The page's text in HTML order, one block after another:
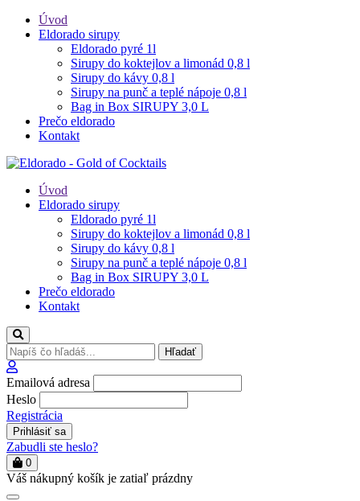
Úvod
Eldorado sirupy
Eldorado pyré 1l
Sirupy do koktejlov a limonád 0,8 l
Sirupy do kávy 0,8 l
Sirupy na punč a teplé nápoje 0,8 l
Bag in Box SIRUPY 3,0 L
Prečo eldorado
Kontakt
Úvod
Eldorado sirupy
Eldorado pyré 1l
Sirupy do koktejlov a limonád 0,8 l
Sirupy do kávy 0,8 l
Sirupy na punč a teplé nápoje 0,8 l
Bag in Box SIRUPY 3,0 L
Prečo eldorado
Kontakt
Hľadať
Emailová adresa
Heslo
Registrácia
Zabudli ste heslo?
0
Váš nákupný košík je zatiaľ prázdny